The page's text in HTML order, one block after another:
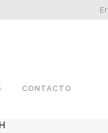
CONTACTO